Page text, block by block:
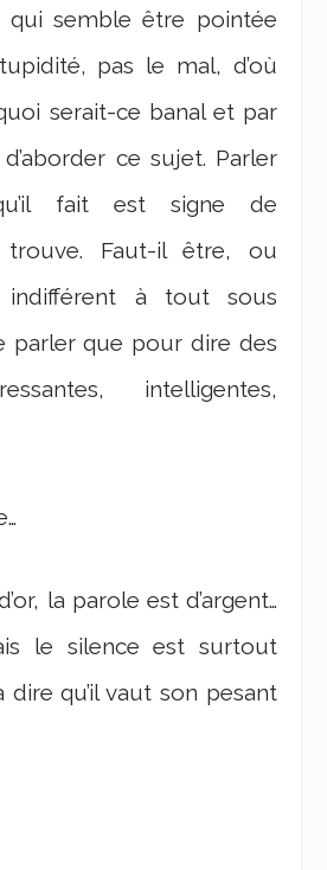
semble être pointée
pas le mal, d’où
quoi serait-ce banal et par
ce sujet. Parler
fait est signe de
trouve. Faut-il être, ou
indifférent à tout sous
parler que pour dire des
intelligentes,
la parole est d’argent…
le silence est surtout
dire qu’il vaut son pesant